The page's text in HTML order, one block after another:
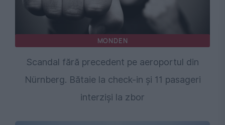
MONDEN
Scandal fără precedent pe aeroportul din
Nürnberg. Bătaie la check-in și 11 pasageri
interziși la zbor